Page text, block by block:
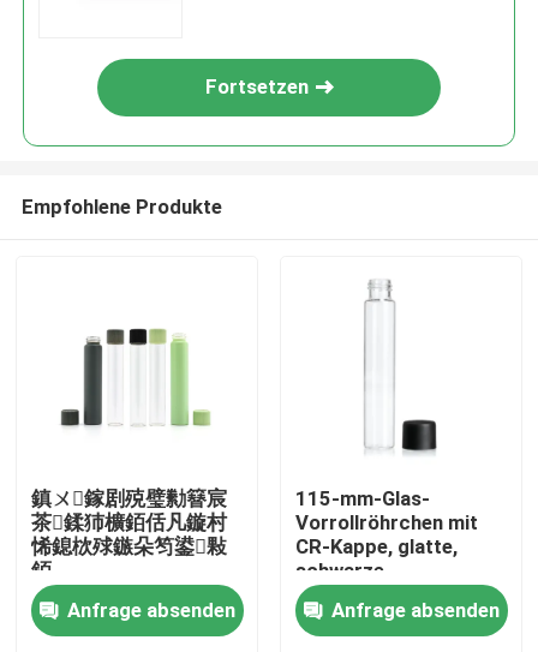
Fortsetzen
Empfohlene Produkte
鎮ㄨ鎵剧殑璧勬簮宸
茶鍒犻櫎銆佸凡鏇村
悕鎴栨殏鏃朵笉鍙敤
銆
Anfrage absenden
115-mm-Glas-
Vorrollröhrchen mit
CR-Kappe, glatte,
schwarze,
kindersichere
Glasröhrchenverpackung
Anfrage absenden